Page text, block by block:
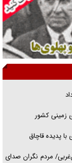
جهادی و
زمینی کشور
با پدیده قاچاق
مردم نگران صدای